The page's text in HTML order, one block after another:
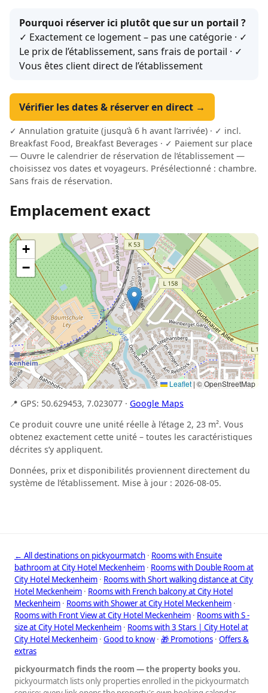
Pourquoi réserver ici plutôt que sur un portail ?
✓ Exactement ce logement – pas une catégorie · ✓
Le prix de l’établissement, sans frais de portail · ✓
Vous êtes client direct de l’établissement
Vérifier les dates & réserver en direct →
✓ Annulation gratuite (jusqu’à 6 h avant l’arrivée) · ✓ incl.
Breakfast Food, Breakfast Beverages · ✓ Paiement sur place
— Ouvre le calendrier de réservation de l’établissement —
choisissez vos dates et voyageurs. Présélectionné : chambre.
Sans frais de réservation.
Emplacement exact
+
−
Leaflet | © OpenStreetMap
📍 GPS: 50.629453, 7.023077 · Google Maps
Ce produit couvre une unité réelle à l’étage 2, 23 m². Vous
obtenez exactement cette unité – toutes les caractéristiques
décrites s’y appliquent.
Données, prix et disponibilités proviennent directement du
système de l’établissement. Mise à jour : 2026-08-05.
← All destinations on pickyourmatch · Rooms with Ensuite
bathroom at City Hotel Meckenheim · Rooms with Double Room at
City Hotel Meckenheim · Rooms with Short walking distance at City
Hotel Meckenheim · Rooms with French balcony at City Hotel
Meckenheim · Rooms with Shower at City Hotel Meckenheim ·
Rooms with Front View at City Hotel Meckenheim · Rooms with S -
size at City Hotel Meckenheim · Rooms with 3 Stars | City Hotel at
City Hotel Meckenheim · Good to know· 🎁 Promotions · Offers &
extras
pickyourmatch finds the room — the property books you.
pickyourmatch lists only properties enrolled in the pickyourmatch